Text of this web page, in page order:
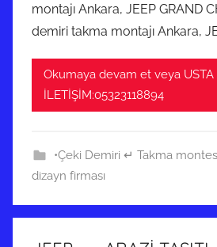
montajı Ankara, JEEP GRAND
demiri takma montajı Ankara,
Okumaya devam et veya USTA
İLETİŞİM:05323118894
•Çeki Demiri ↵ Takma
dizayn firması